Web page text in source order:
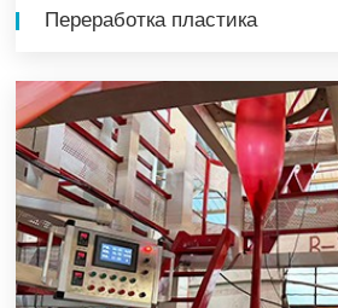
Переработка пластика